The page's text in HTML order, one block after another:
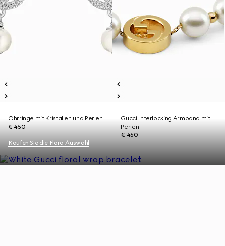
Ohrringe mit Kristallen und Perlen
€ 450
Gucci Interlocking Armband mit
Perlen
€ 450
Kaufen Sie die Flora‑Auswahl